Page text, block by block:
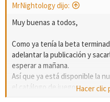
:
MrNightology dijo:
Muy buenas a todos,
Como ya tenía la beta
adelantar la publicación y
esperar a mañana.
Así que ya está disponible la
el catálogo de juegos:Hacer clic